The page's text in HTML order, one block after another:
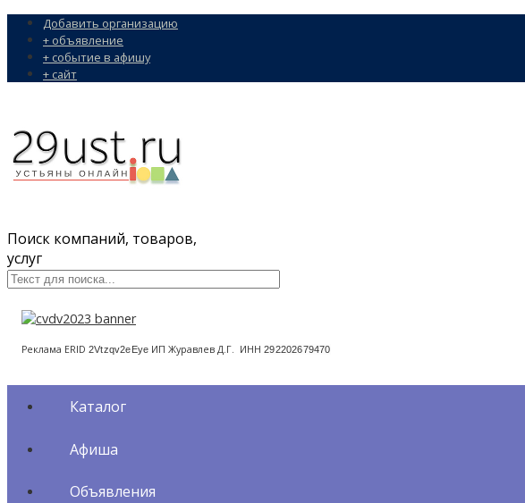
Добавить организацию
+ объявление
+ событие в афишу
+ сайт
Поиск компаний, товаров,
услуг
Реклама ERID 2Vtzqv2eEye ИП Журавлев Д.Г. ИНН292202679470
Каталог
Афиша
Объявления